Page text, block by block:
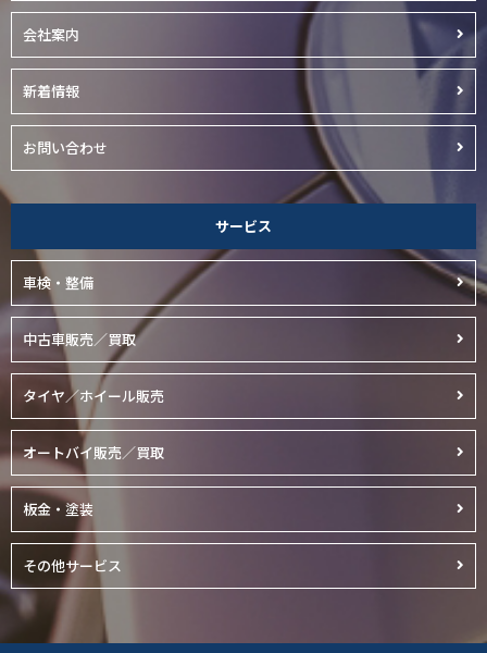
会社案内
新着情報
お問い合わせ
サービス
車検・整備
中古車販売／買取
タイヤ／ホイール販売
オートバイ販売／買取
板金・塗装
その他サービス